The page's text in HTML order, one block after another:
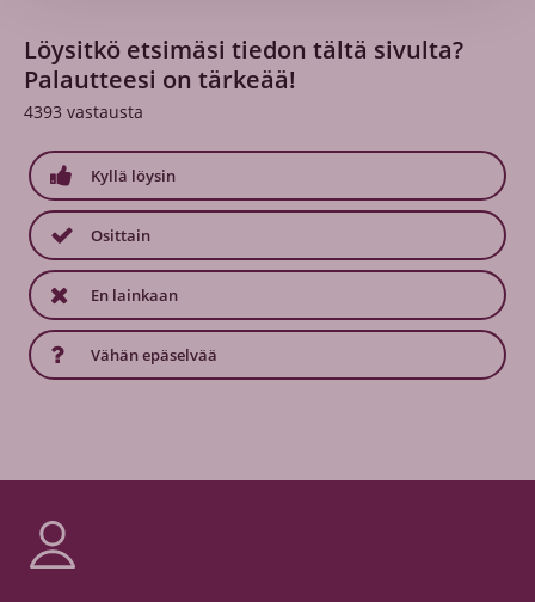
Löysitkö etsimäsi tiedon tältä sivulta?
Palautteesi on tärkeää!
4393 vastausta
Kyllä löysin
Osittain
En lainkaan
Vähän epäselvää